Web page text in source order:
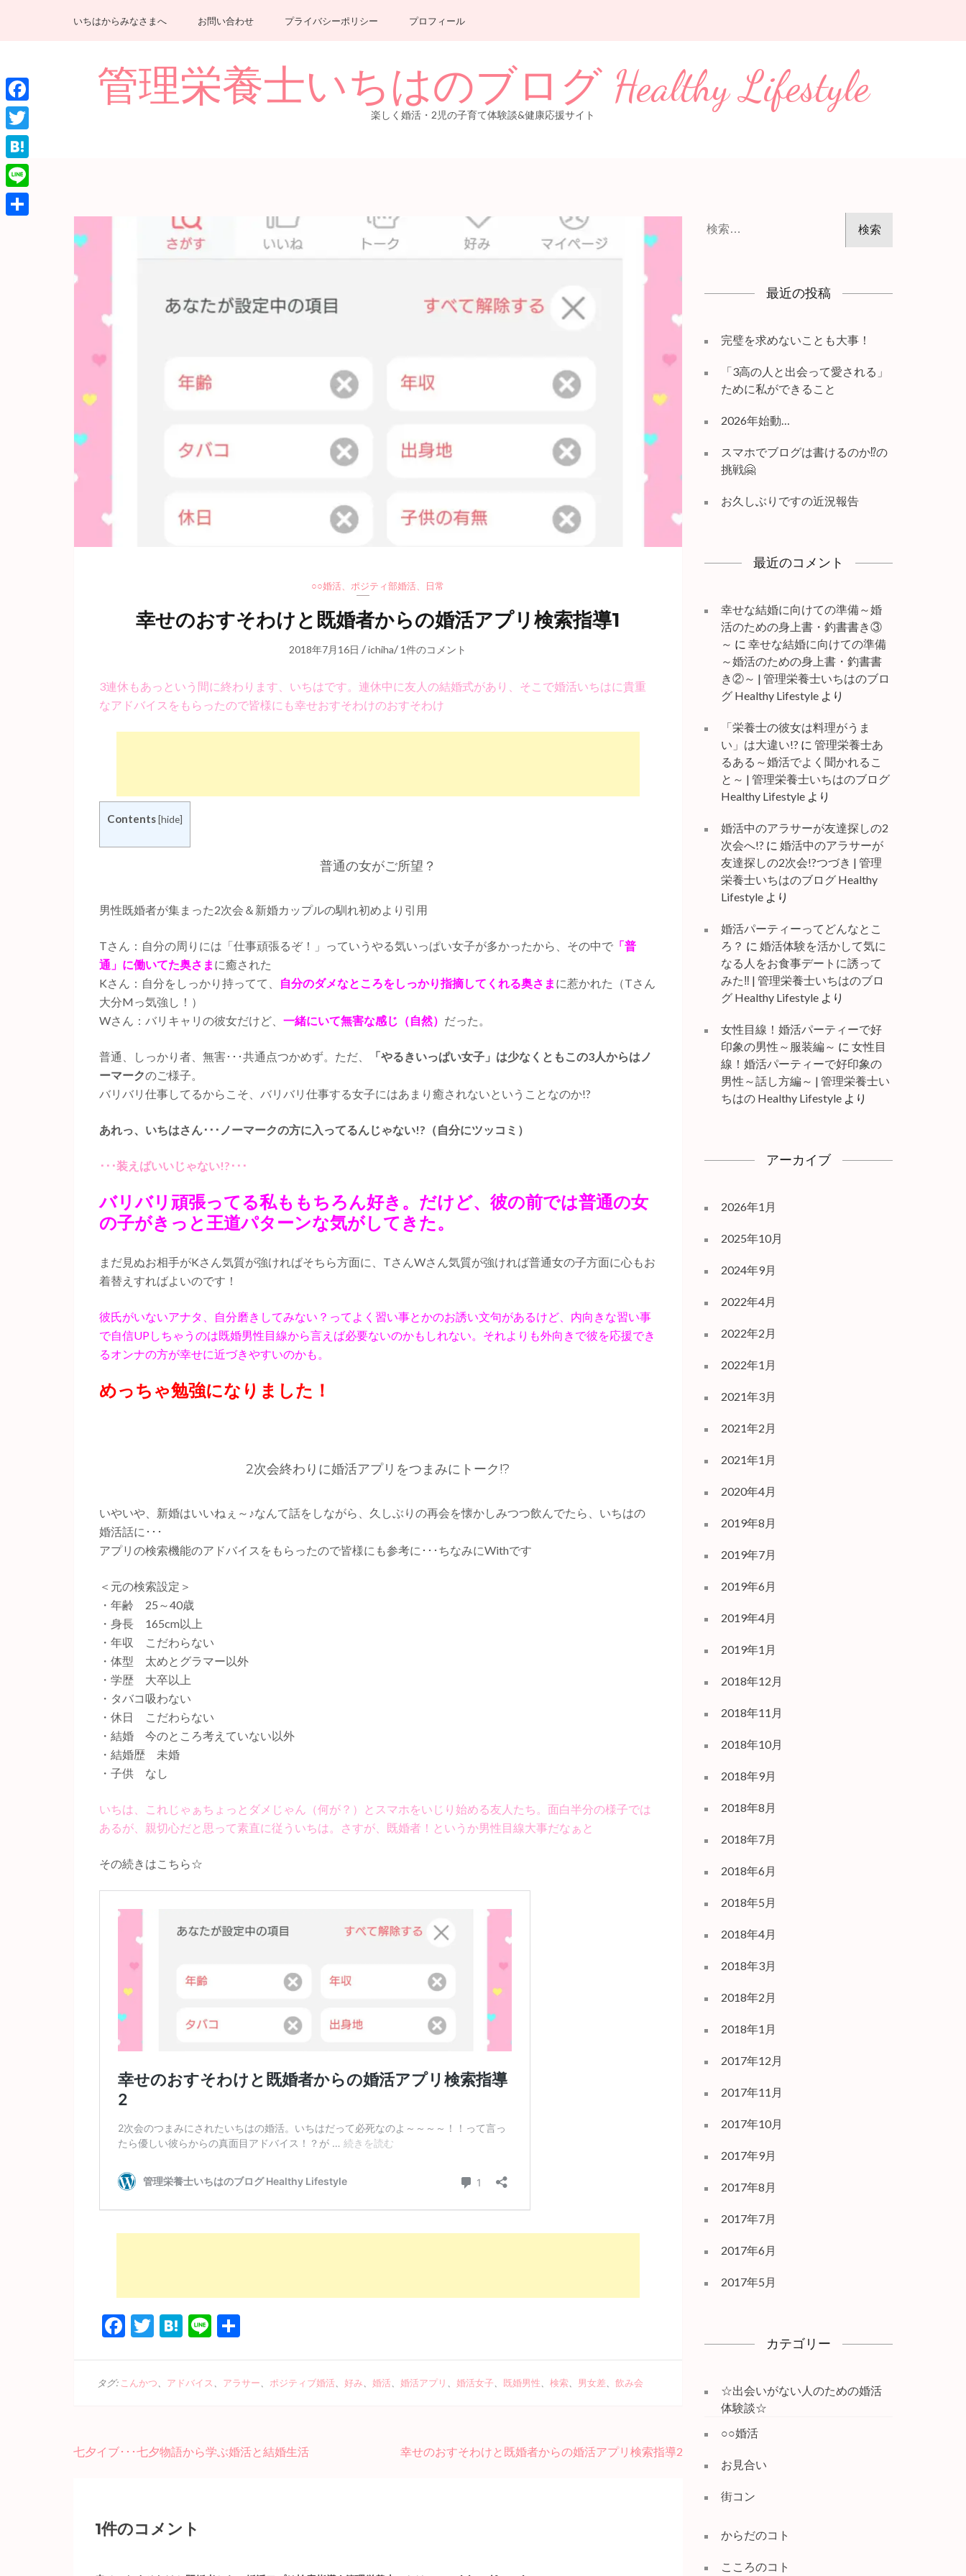
ツ
へ
ス
キ
ッ
プ
(Enter
を
いちはからみなさまへ お問い合わせ プライバシーポリシー プロフィール
管理栄養士いちはのブログ Healthy Lifestyle
楽しく婚活・2児の子育て体験談&健康応援サイト
○○婚活 ポジティ部婚活 日常
幸せのおすそわけと既婚者からの婚活アプリ検索指導1
2018年7月16日 /ichiha/ 1件のコメント
3連休もあっという間に終わります、いちはです。連休中に友人の結婚式があり、そこで婚活いちはに貴重
なアドバイスをもらったので皆様にも幸せおすそわけのおすそわけ
Contents[hide]
普通の女がご所望？
男性既婚者が集まった2次会＆新婚カップルの馴れ初めより引用
Tさん：自分の周りには「仕事頑張るぞ！」っていうやる気いっぱい女子が多かったから、その中で 「普
通」に働いてた奥さま に癒された
Kさん：自分をしっかり持ってて、
自分のダメなところをしっかり指摘してくれる奥さま に惹かれた（Tさん
大分Mっ気強し！）
Wさん：バリキャリの彼女だけど、 一緒にいて無害な感じ（自然） だった。
普通、しっかり者、無害･･･共通点つかめず。ただ、
「やるきいっぱい女子」は少なくともこの3人からはノ
ーマークのご様子。
バリバリ仕事してるからこそ、バリバリ仕事する女子にはあまり癒されないということなのか!?
あれっ、いちはさん･･･ノーマークの方に入ってるんじゃない!?（自分にツッコミ）
･･･装えばいいじゃない!?･･･
バリバリ頑張ってる私ももちろん好き。だけど、彼の前では普通の女
の子がきっと王道パターンな気がしてきた。
まだ見ぬお相手がKさん気質が強ければそちら方面に、TさんWさん気質が強ければ普通女の子方面に心もお
着替えすればよいのです！
彼氏がいないアナタ、自分磨きしてみない？ってよく習い事とかのお誘い文句があるけど、内向きな習い事
で自信UPしちゃうのは既婚男性目線から言えば必要ないのかもしれない。それよりも外向きで彼を応援でき
るオンナの方が幸せに近づきやすいのかも。
めっちゃ勉強になりました！
2次会終わりに婚活アプリをつまみにトーク!?
いやいや、新婚はいいねぇ～♪なんて話をしながら、久しぶりの再会を懐かしみつつ飲んでたら、いちはの
婚活話に･･･
アプリの検索機能のアドバイスをもらったので皆様にも参考に･･･ちなみにWithです
＜元の検索設定＞
・年齢 25～40歳
・身長 165cm以上
・年収 こだわらない
・体型 太めとグラマー以外
・学歴 大卒以上
・タバコ吸わない
・休日 こだわらない
・結婚 今のところ考えていない以外
・結婚歴 未婚
・子供 なし
いちは、これじゃぁちょっとダメじゃん（何が？）とスマホをいじり始める友人たち。面白半分の様子では
あるが、親切心だと思って素直に従ういちは。さすが、既婚者！というか男性目線大事だなぁと
その続きはこちら☆
Facebook
Twitter
Hatena
Line
タグ: こんかつ アドバイス アラサー ポジティブ婚活 好み 婚活 婚活アプリ 婚活女子 既婚男性 検索 男女差 飲み会
投
七夕イブ･･･七夕物語から学ぶ婚活と結婚生活 幸せのおすそわけと既婚者からの婚活アプリ検索指導2
1件のコメント
最近の投稿
完璧を求めないことも大事！
「3高の人と出会って愛される」
ために私ができること
2026年始動…
スマホでブログは書けるのか⁉️の
挑戦🤗
お久しぶりですの近況報告
最近のコメント
幸せな結婚に向けての準備～婚
活のための身上書・釣書書き③
～ に 幸せな結婚に向けての準備
～婚活のための身上書・釣書書
き②～ | 管理栄養士いちはのブロ
グ Healthy Lifestyleより
「栄養士の彼女は料理がうま
い」は大違い!? に 管理栄養士あ
るある～婚活でよく聞かれるこ
と～ | 管理栄養士いちはのブログ
Healthy Lifestyleより
婚活中のアラサーが友達探しの2
次会へ!? に 婚活中のアラサーが
友達探しの2次会!?つづき | 管理
栄養士いちはのブログ Healthy
Lifestyleより
婚活パーティーってどんなとこ
ろ？ に 婚活体験を活かして気に
なる人をお食事デートに誘って
みた‼ | 管理栄養士いちはのブロ
グ Healthy Lifestyleより
女性目線！婚活パーティーで好
印象の男性～服装編～ に 女性目
線！婚活パーティーで好印象の
男性～話し方編～ | 管理栄養士い
ちはの Healthy Lifestyleより
アーカイブ
2026年1月
2025年10月
2024年9月
2022年4月
2022年2月
2022年1月
2021年3月
2021年2月
2021年1月
2020年4月
2019年8月
2019年7月
2019年6月
2019年4月
2019年1月
2018年12月
2018年11月
2018年10月
2018年9月
2018年8月
2018年7月
2018年6月
2018年5月
2018年4月
2018年3月
2018年2月
2018年1月
2017年12月
2017年11月
2017年10月
2017年9月
2017年8月
2017年7月
2017年6月
2017年5月
カテゴリー
☆出会いがない人のための婚活
体験談☆
○○婚活
お見合い
街コン
からだのコト
こころのコト
Facebook
Twitter
Hatena
Line